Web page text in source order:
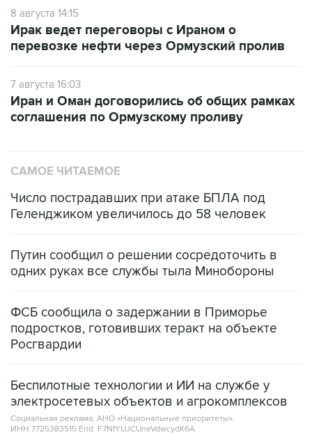
8 августа 14:15
Ирак ведет переговоры с Ираном о
перевозке нефти через Ормузский пролив
7 августа 16:03
Иран и Оман договорились об общих рамках
соглашения по Ормузскому проливу
САМОЕ ЧИТАЕМОЕ
Число пострадавших при атаке БПЛА под
Геленджиком увеличилось до 58 человек
Путин сообщил о решении сосредоточить в
одних руках все службы тыла Минобороны
ФСБ сообщила о задержании в Приморье
подростков, готовивших теракт на объекте
Росгвардии
Беспилотные технологии и ИИ на службе у
электросетевых объектов и агрокомплексов
Социальная реклама, АНО «Национальные приоритеты».
ИНН 7725383515 Erid: F7NfYUJCUneVdwcydK6A